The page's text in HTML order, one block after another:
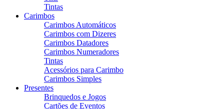
Tintas
Carimbos
Carimbos Automáticos
Carimbos com Dizeres
Carimbos Datadores
Carimbos Numeradores
Tintas
Acessórios para Carimbo
Carimbos Simples
Presentes
Brinquedos e Jogos
Cartões de Eventos